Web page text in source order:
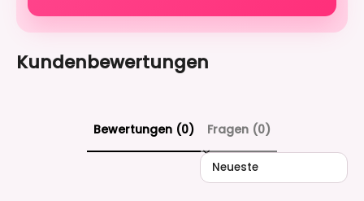
Kundenbewertungen
Bewertungen (0) Fragen (0)
Sort reviews by